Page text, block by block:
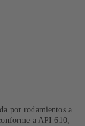
por rodamientos a
a API 610,